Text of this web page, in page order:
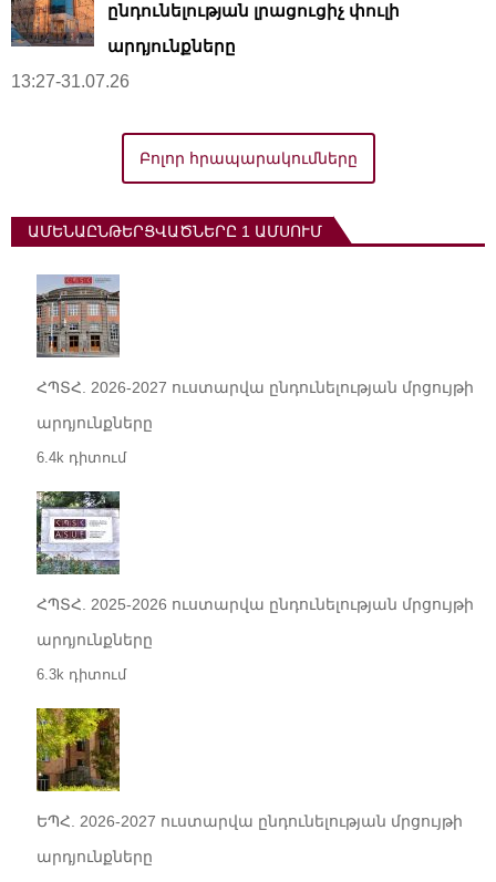
ընդունելության լրացուցիչ փուլի
արդյունքները
13:27-31.07.26
Բոլոր հրապարակումները
ԱՄԵՆԱԸՆԹԵՐՑՎԱԾՆԵՐԸ 1 ԱՄՍՈՒՄ
ՀՊՏՀ. 2026-2027 ուստարվա ընդունելության մրցույթի
արդյունքները
6.4k դիտում
ՀՊՏՀ. 2025-2026 ուստարվա ընդունելության մրցույթի
արդյունքները
6.3k դիտում
ԵՊՀ. 2026-2027 ուստարվա ընդունելության մրցույթի
արդյունքները